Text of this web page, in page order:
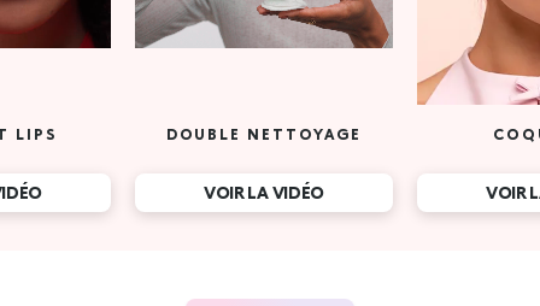
LIPS DOUBLE NETTOYAGE
VOIR LA VIDÉO VOIR